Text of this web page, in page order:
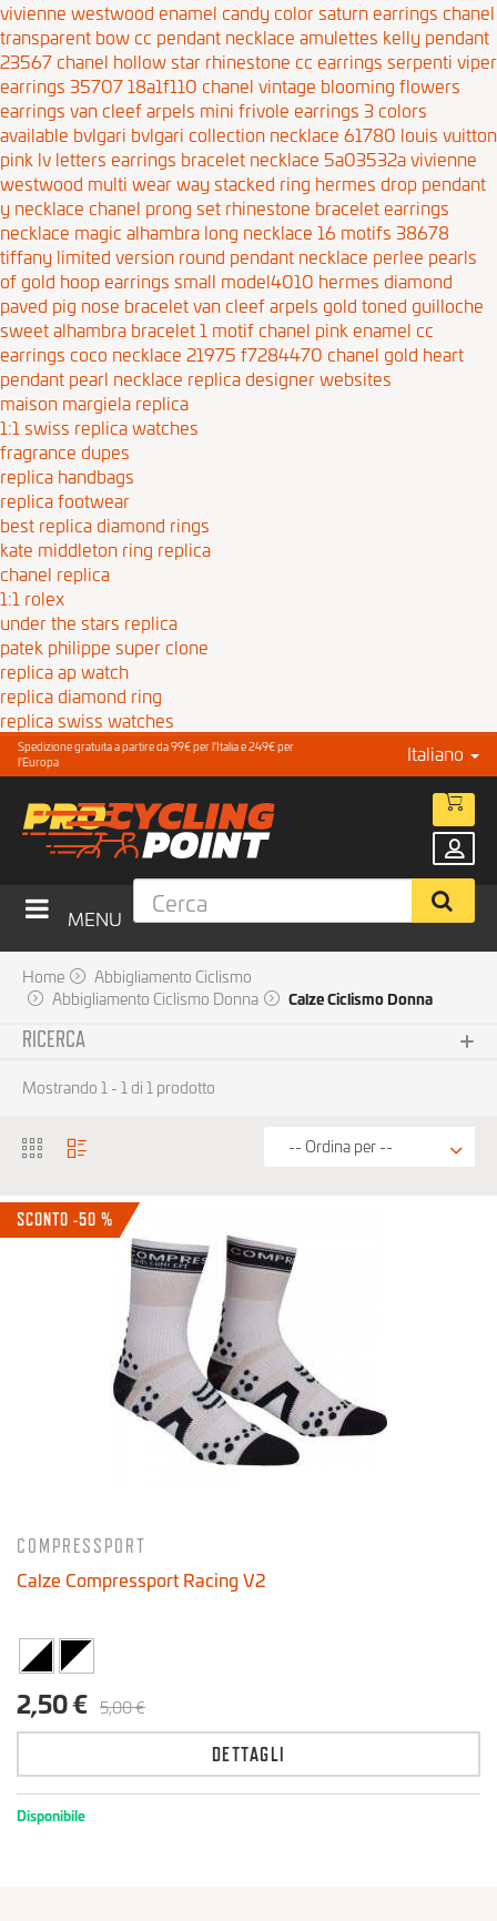
vivienne westwood enamel candy color saturn earrings chanel
transparent bow cc pendant necklace amulettes kelly pendant
23567 chanel hollow star rhinestone cc earrings serpenti viper
earrings 35707 18a1f110 chanel vintage blooming flowers
earrings van cleef arpels mini frivole earrings 3 colors
available bvlgari bvlgari collection necklace 61780 louis vuitton
pink lv letters earrings bracelet necklace 5a03532avivienne
westwood multi wear way stacked ring hermes drop pendant
y necklace chanel prong set rhinestone bracelet earrings
necklace magic alhambra long necklace 16 motifs 38678
tiffany limited version round pendant necklace perlee pearls
of gold hoop earrings small model4010 hermes diamond
paved pig nose braceletvan cleef arpels gold toned guilloche
sweet alhambra bracelet 1 motif chanel pink enamel cc
earrings coco necklace 21975 f7284470 chanel gold heart
pendant pearl necklace replica designer websites
maison margiela replica
1:1 swiss replica watches
fragrance dupes
replica handbags
replica footwear
best replica diamond rings
kate middleton ring replica
chanel replica
1:1 rolex
under the stars replica
patek philippe super clone
replica ap watch
replica diamond ring
replica swiss watches
Spedizione gratuita a partire da 99€ per l'Italia e 249€ per
l'Europa
Italiano
MENU
Home
Abbigliamento Ciclismo
Abbigliamento Ciclismo Donna
Calze Ciclismo Donna
RICERCA
Sottocategoria
Brand
0 € - 15 €
Mostrando 1 - 1 di 1 prodotto
SCONTO -50 %
COMPRESSPORT
Calze Compressport Racing V2
2,50 € 5,00 €
DETTAGLI
Disponibile